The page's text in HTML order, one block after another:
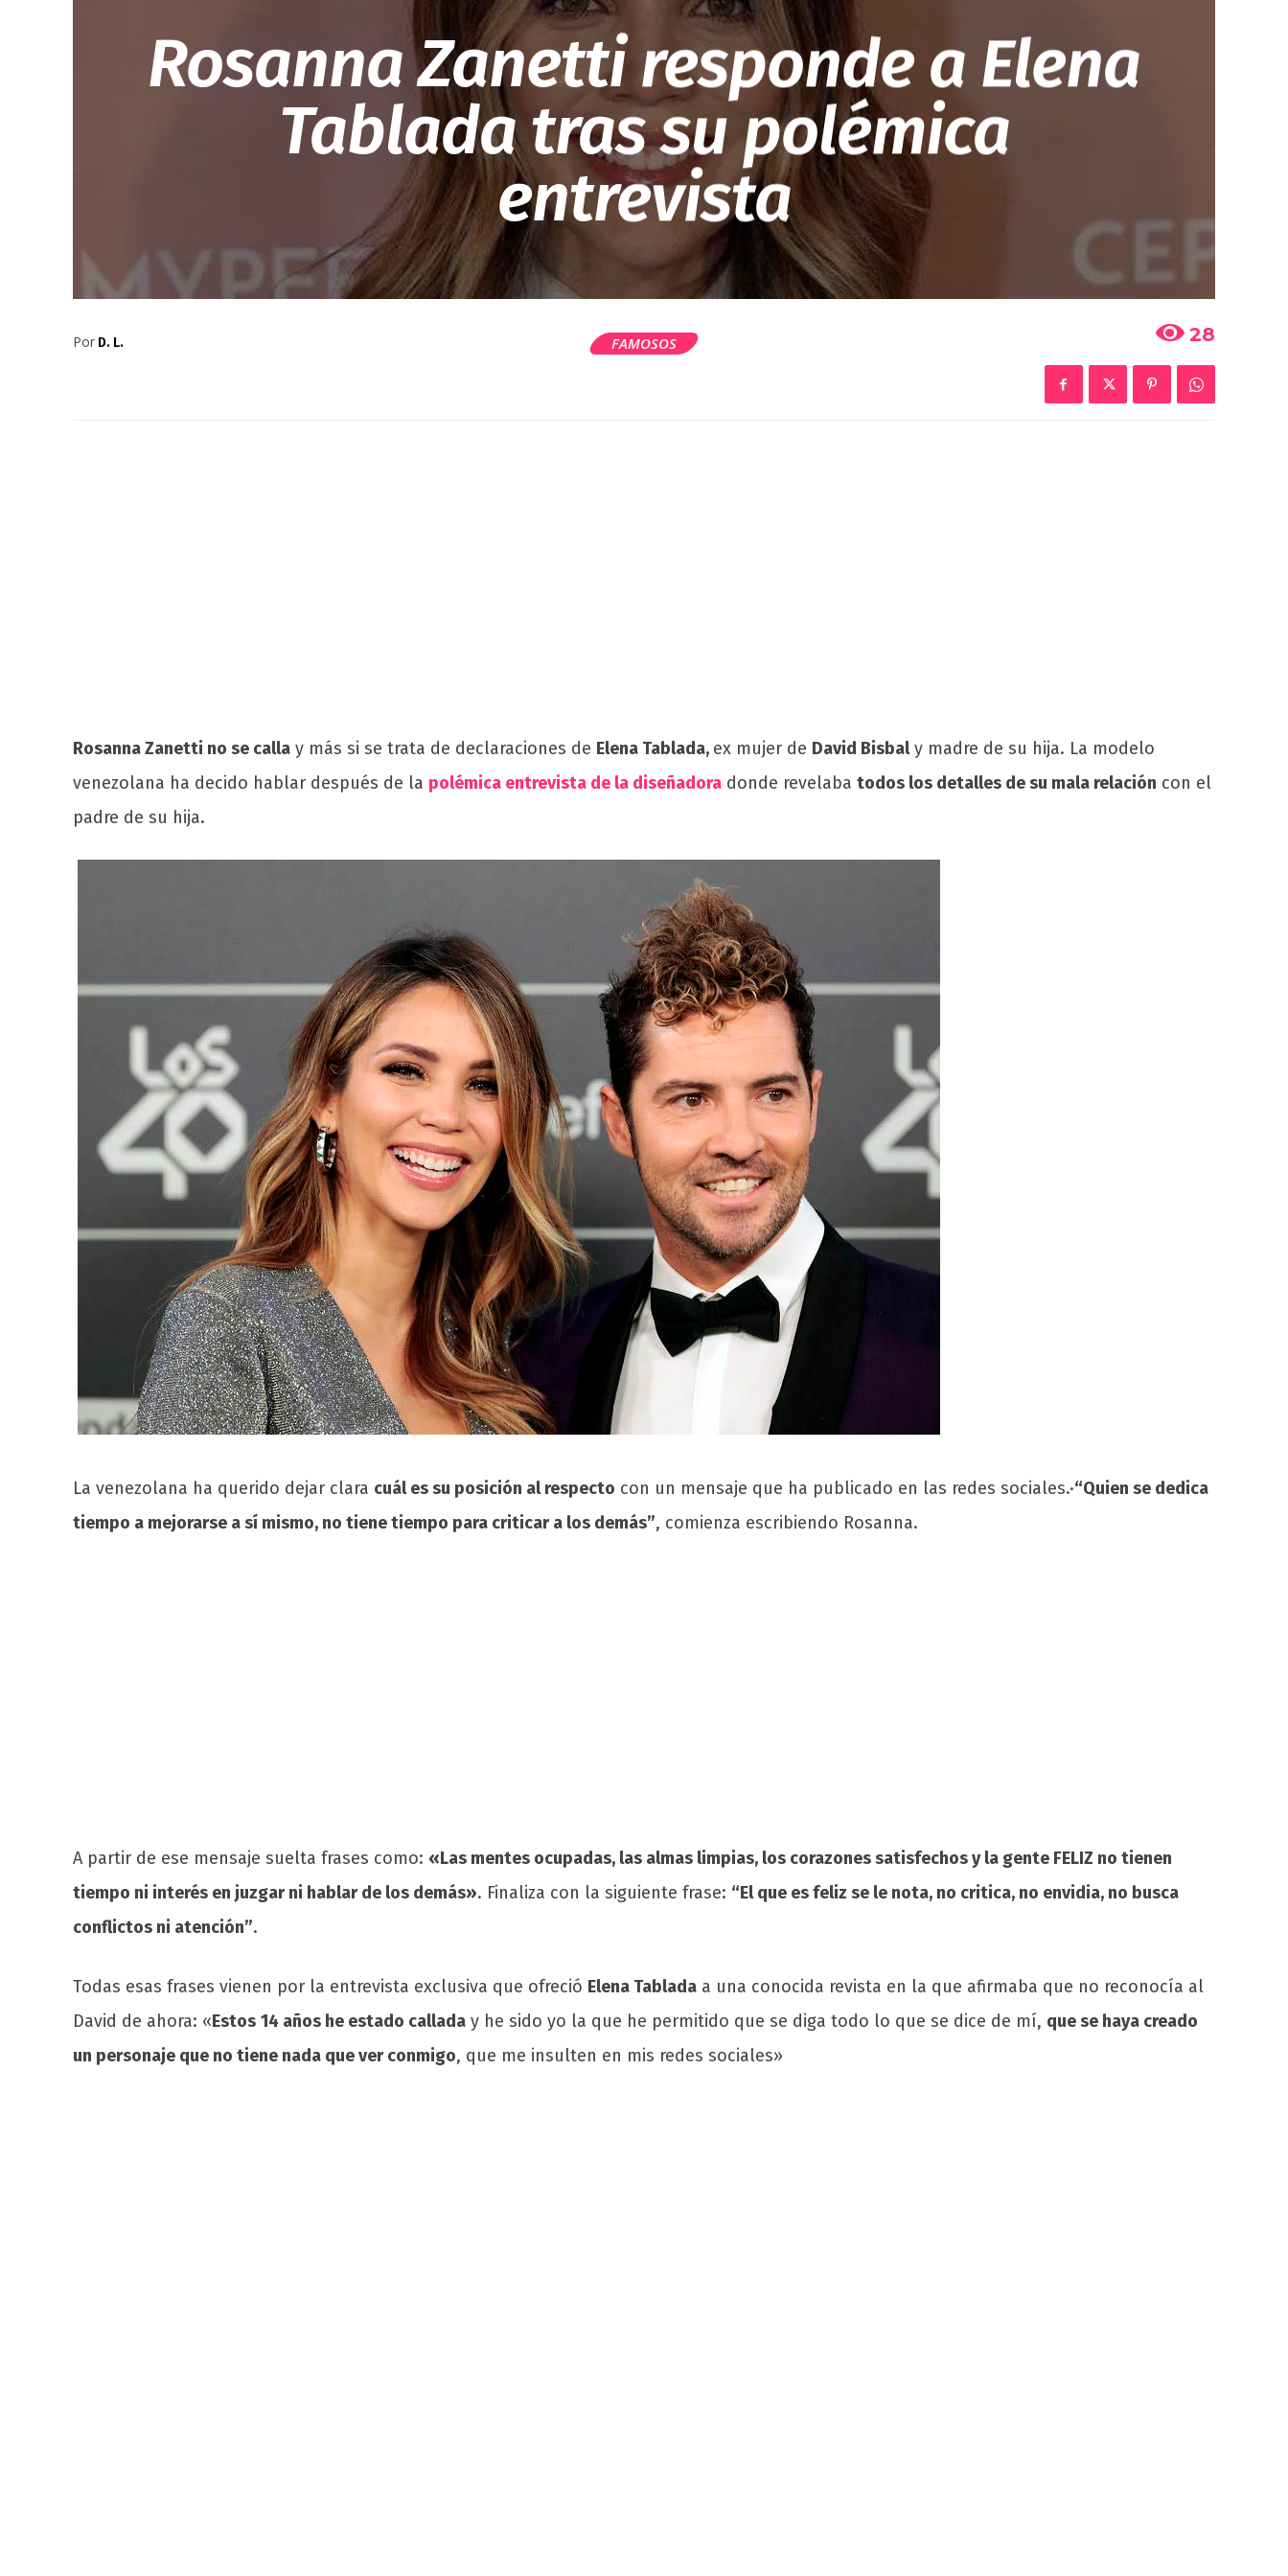
Rosanna Zanetti responde a Elena
Tablada tras su polémica
entrevista
Por D. L. FAMOSOS 28
Rosanna Zanetti no se calla y más si se trata de declaraciones de Elena Tablada, ex mujer de David Bisbaly madre de su hija. La modelo
venezolana ha decido hablar después de la polémica entrevista de la diseñadora donde revelaba todos los detalles de su mala relación con el
padre de su hija.
La venezolana ha querido dejar clara cuál es su posición al respecto con un mensaje que ha publicado en las redes sociales.·“Quien se dedica
tiempo a mejorarse a sí mismo, no tiene tiempo para criticar a los demás”, comienza escribiendo Rosanna.
A partir de ese mensaje suelta frases como: «Las mentes ocupadas, las almas limpias, los corazones satisfechos y la gente FELIZ no tienen
tiempo ni interés en juzgar ni hablar de los demás». Finaliza con la siguiente frase: “El que es feliz se le nota, no critica, no envidia, no busca
conflictos ni atención”.
Todas esas frases vienen por la entrevista exclusiva que ofreció Elena Tablada a una conocida revista en la que afirmaba que no reconocía al
David de ahora: «Estos 14 años he estado callada y he sido yo la que he permitido que se diga todo lo que se dice de mí, que se haya creado
un personaje que no tiene nada que ver conmigo, que me insulten en mis redes sociales»